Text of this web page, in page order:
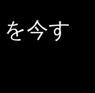
を今す